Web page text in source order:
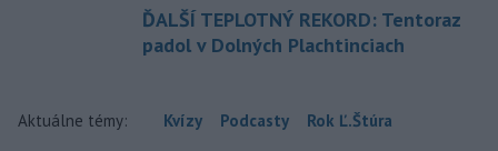
ĎALŠÍ TEPLOTNÝ REKORD: Tentoraz
padol v Dolných Plachtinciach
Aktuálne témy: Kvízy Podcasty Rok Ľ.Štúra